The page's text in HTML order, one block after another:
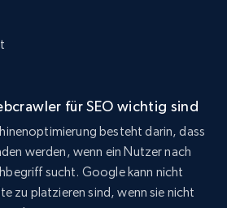
für SEO wichtig sind
besteht darin, dass
werden, wenn ein Nutzer nach
sucht. Google kann nicht
zu platzieren sind, wenn sie nicht